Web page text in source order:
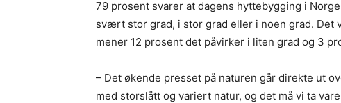
79 prosent svarer at dagens hyttebygging i
svært stor grad, i stor grad eller i noen grad. Det
mener 12 prosent det påvirker i liten grad og 3
– Det økende presset på naturen går direkte ut
med storslått og variert natur, og det må vi ta